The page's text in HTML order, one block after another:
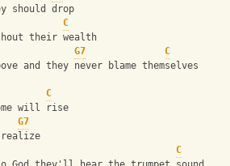
should drop
C
their wealth
G7
C
and they never blame themselves
C
will rise
G7
C